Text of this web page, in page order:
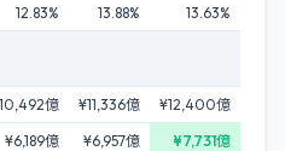
12.83% 13.88% 13.63%
億 ¥11,336億
¥12,400億
¥6,189億 ¥6,957億
¥7,731億